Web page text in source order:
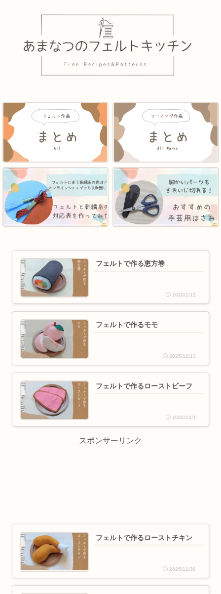
フェルトで作る恵方巻
2026/1/12
フェルトで作るモモ
2025/12/13
フェルトで作るローストビーフ
2025/12/1
スポンサーリンク
フェルトで作るローストチキン
2025/11/30